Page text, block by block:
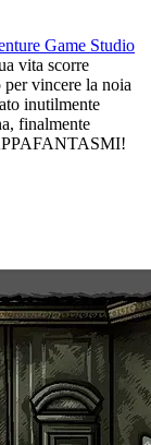
Game Studio
vita scorre
vincere la noia
inutilmente
finalmente